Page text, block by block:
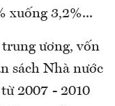
xuống 3,2%...
ương, vốn
sách Nhà nước
2007 - 2010